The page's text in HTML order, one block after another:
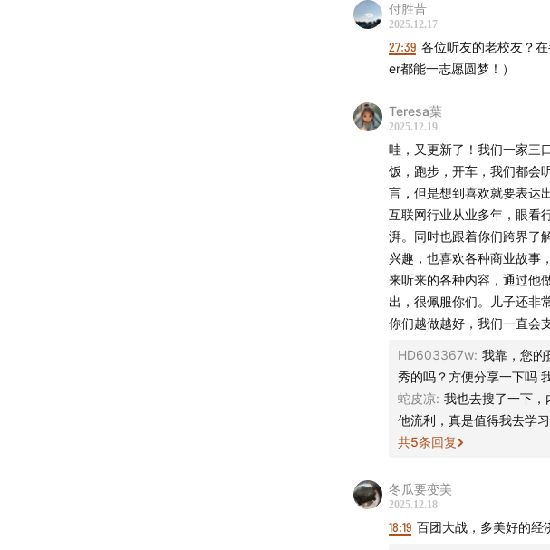
战略图今天发生的变化
听友 太空小孩 提供的早期团
付胜昔
2025.12.17
27:39 各位听友的老校友？
er都能一志愿圆梦！）
Teresa葉
2025.12.19
哇，又更新了！我们一家三
饭，跑步，开车，我们都会
言，但是想到喜欢就要表达
互联网行业从业多年，眼看
湃。同时也跟着你们跨界了
兴趣，也喜欢各种商业故事
来听来的各种内容，通过他
出，很佩服你们。儿子还非
你们越做越好，我们一直会
HD603367w: 我靠，您的
秀的吗？方便分享一下吗
蛇皮凉: 我也去搜了一下
他流利，真是值得我去学
共5条回复
冬瓜要变美
2025.12.18
18:19 百团大战，多美好的经